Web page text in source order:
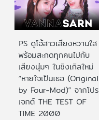
PS ดูโอ้สาวเสียงหวานใส
พร้อมสะกดทุกคนไปกับ
เสียงนุ่มๆ ในซิงเกิลใหม่
“หายใจเป็นเธอ (Original
by Four-Mod)” จากโปร
เจกต์ THE TEST OF
TIME 2000